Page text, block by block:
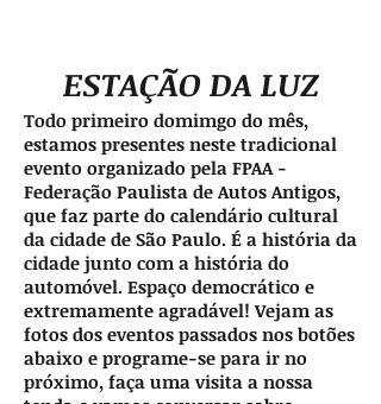
ESTAÇÃO DA LUZ
Todo primeiro domimgo do mês,
estamos presentes neste tradicional
evento organizado pela FPAA -
Federação Paulista de Autos Antigos,
que faz parte do calendário cultural
da cidade de São Paulo. É a história da
cidade junto com a história do
automóvel. Espaço democrático e
extremamente agradável! Vejam as
fotos dos eventos passados nos botões
abaixo e programe-se para ir no
próximo, faça uma visita a nossa